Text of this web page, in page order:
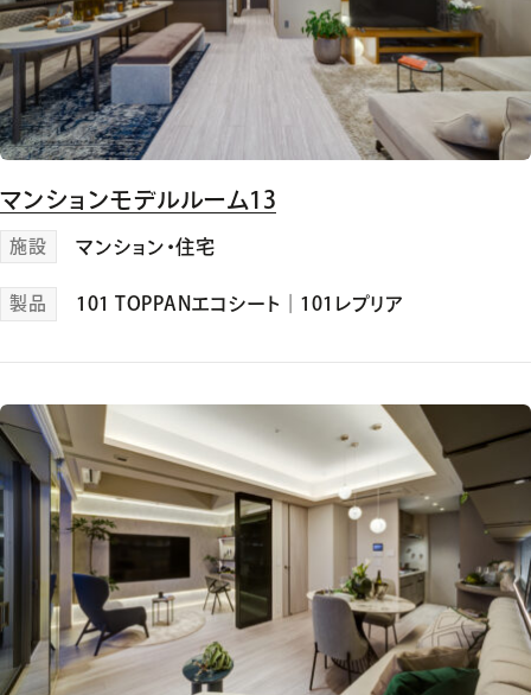
マンションモデルルーム13
施設 マンション・住宅
製品 101 TOPPANエコシート 101レプリア